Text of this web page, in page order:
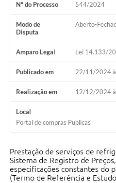
Nº do Processo 544/2024
Modo de
Disputa
Aberto-
Amparo Legal Lei 14.133/
Publicado em 22/11/2024
Realização em 12/12/2024
Local
Portal de compras Publicas
Prestação de serviços de
Sistema de Registro de
especificações constantes do
(Termo de Referência e